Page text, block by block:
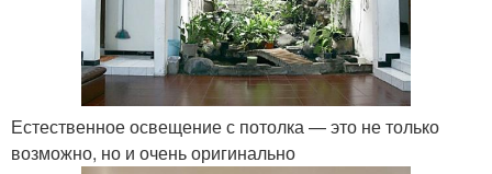
Естественное освещение с потолка — это не только
возможно, но и очень оригинально